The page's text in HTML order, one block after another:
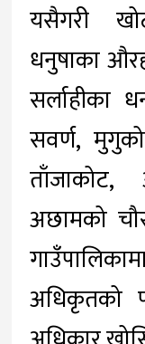
यसैगरी
धनुषाका
सर्लाहीका
सवर्ण,
अछामको
अधिकृतको